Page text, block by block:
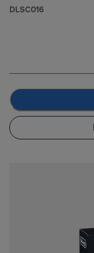
DLSC016